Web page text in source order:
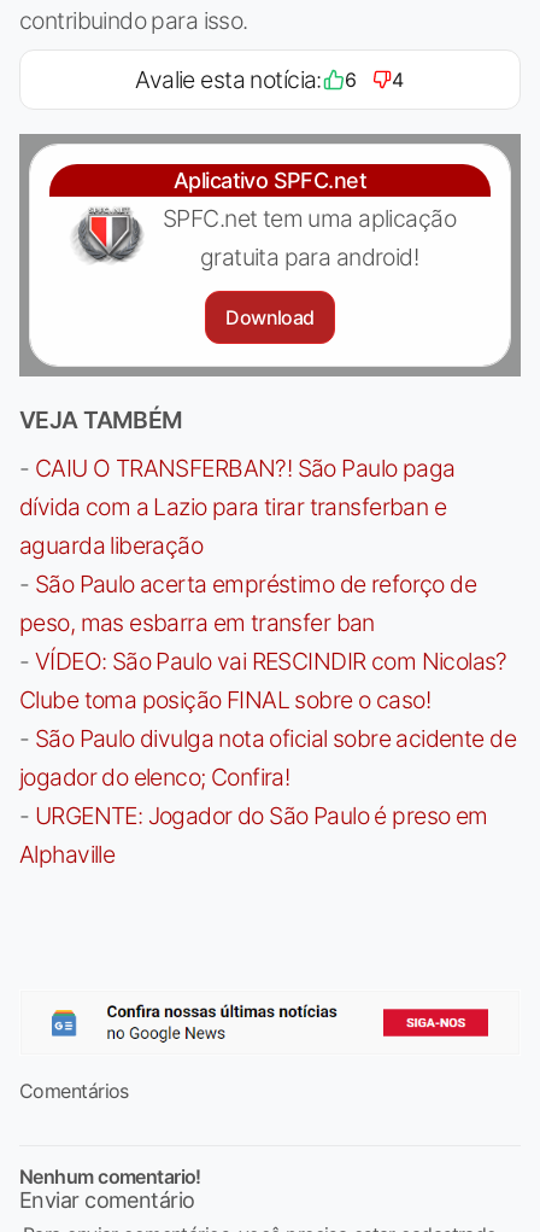
contribuindo para isso.
Avalie esta notícia: 6 4
Aplicativo SPFC.net
SPFC.net tem uma aplicação
gratuita para android!
Download
VEJA TAMBÉM
- CAIU O TRANSFERBAN?! São Paulo paga
dívida com a Lazio para tirar transferban e
aguarda liberação
- São Paulo acerta empréstimo de reforço de
peso, mas esbarra em transfer ban
- VÍDEO: São Paulo vai RESCINDIR com Nicolas?
Clube toma posição FINAL sobre o caso!
- São Paulo divulga nota oficial sobre acidente de
jogador do elenco; Confira!
- URGENTE: Jogador do São Paulo é preso em
Alphaville
Comentários
Nenhum comentario!
Enviar comentário